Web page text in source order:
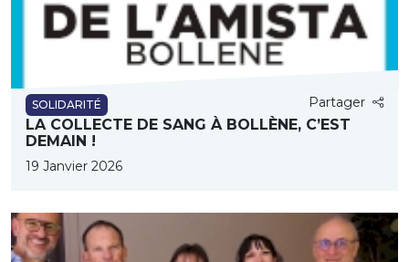
SOLIDARITÉ Partager
LA COLLECTE DE SANG À BOLLÈNE, C’EST
DEMAIN !
19 Janvier 2026